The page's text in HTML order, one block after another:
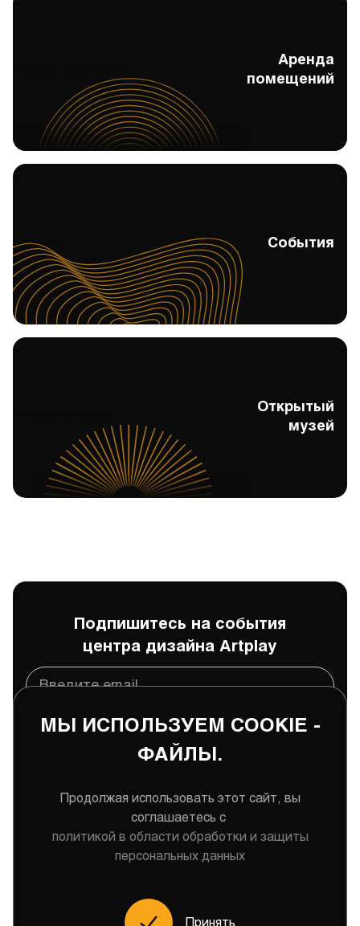
Аренда
помещений
События События
Открытый
музей
Меню
Подпишитесь на события
центра дизайна Artplay
персональных данных
МЫ ИСПОЛЬЗУЕМ COOKIE -
ФАЙЛЫ.
Продолжая использовать этот сайт, вы
соглашаетесь с
политикой в области обработки и защиты
персональных данных
Принять